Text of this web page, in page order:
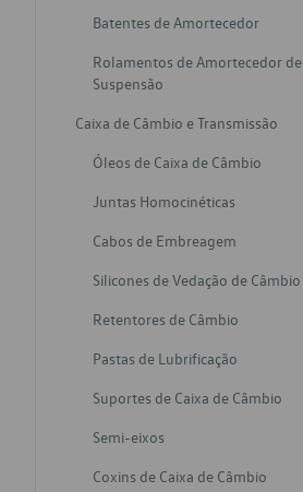
Batentes de Amortecedor
Rolamentos de Amortecedor de
Suspensão
Caixa de Câmbio e Transmissão
Óleos de Caixa de Câmbio
Juntas Homocinéticas
Cabos de Embreagem
Silicones de Vedação de Câmbio
Retentores de Câmbio
Pastas de Lubrificação
Suportes de Caixa de Câmbio
Semi-eixos
Coxins de Caixa de Câmbio